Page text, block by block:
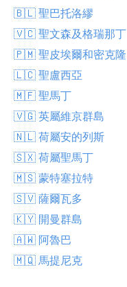
🇧🇱 聖巴托洛繆
🇻🇨 聖文森及格瑞那丁
🇵🇲 聖皮埃爾和密克隆
🇱🇨 聖盧西亞
🇲🇫 聖馬丁
🇻🇬 英屬維京群島
🇳🇱 荷屬安的列斯
🇸🇽 荷屬聖馬丁
🇲🇸 蒙特塞拉特
🇸🇻 薩爾瓦多
🇰🇾 開曼群島
🇦🇼 阿魯巴
🇲🇶 馬提尼克